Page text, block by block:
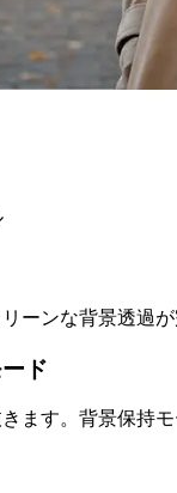
ーンな背景透過
ド
ます。背景保持